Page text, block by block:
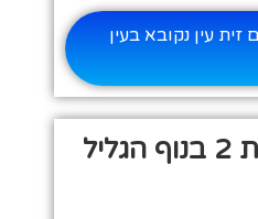
עין נקובא בעין
גן ילדים שלהבת 2 בנוף הגליל